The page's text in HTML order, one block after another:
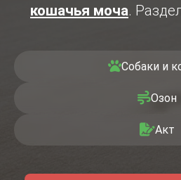
кошачья моча.
Собаки и
Озон
Акт